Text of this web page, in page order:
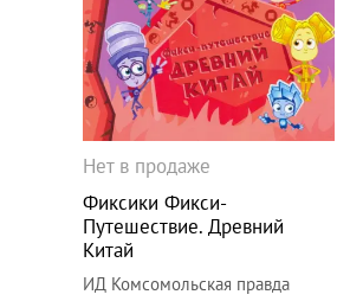
Нет в продаже
Фиксики Фикси-
Путешествие. Древний
Китай
ИД Комсомольская правда